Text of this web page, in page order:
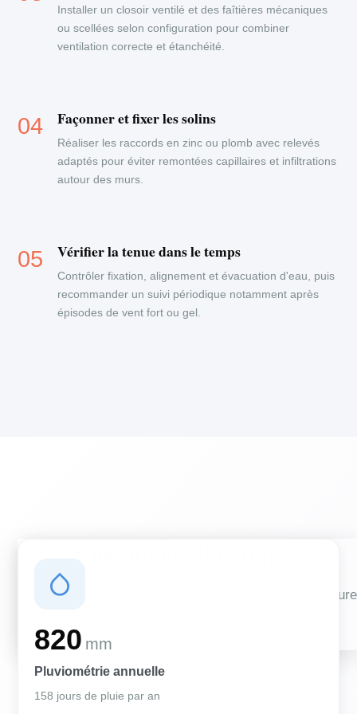
Installer un closoir ventilé et des faîtières mécaniques
ou scellées selon configuration pour combiner
ventilation correcte et étanchéité.
Façonner et fixer les solins
Réaliser les raccords en zinc ou plomb avec relevés
adaptés pour éviter remontées capillaires et infiltrations
autour des murs.
Vérifier la tenue dans le temps
Contrôler fixation, alignement et évacuation d'eau, puis
recommander un suivi périodique notamment après
épisodes de vent fort ou gel.
Des conditions qui influencent vos travaux de couverture
820 mm
Pluviométrie annuelle
158 jours de pluie par an